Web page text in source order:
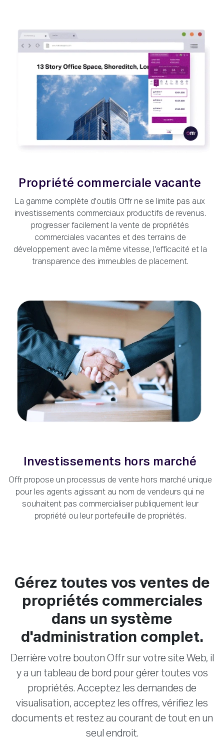
Propriété commerciale vacante
La gamme complète d'outils Offr ne se limite pas aux
investissements commerciaux productifs de revenus.
progresser facilement la vente de propriétés
commerciales vacantes et des terrains de
développement avec la même vitesse, l'efficacité et la
transparence des immeubles de placement.
Investissements hors marché
Offr propose un processus de vente hors marché unique
pour les agents agissant au nom de vendeurs qui ne
souhaitent pas commercialiser publiquement leur
propriété ou leur portefeuille de propriétés.
Gérez toutes vos ventes de
propriétés commerciales
dans un système
d'administration complet.
Derrière votre bouton Offr sur votre site Web, il
y a un tableau de bord pour gérer toutes vos
propriétés. Acceptez les demandes de
visualisation, acceptez les offres, vérifiez les
documents et restez au courant de tout en un
seul endroit.